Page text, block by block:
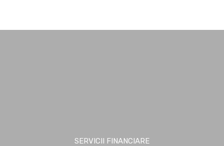
SERVICII FINANCIARE